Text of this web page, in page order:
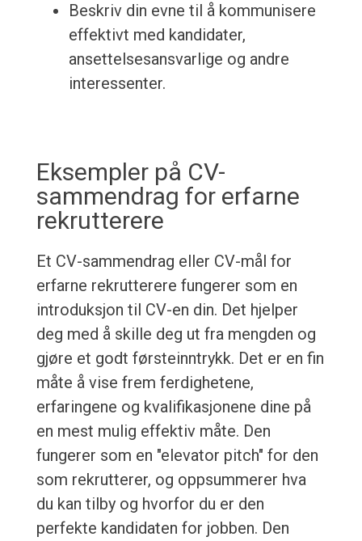
Beskriv din evne til å kommunisere
effektivt med kandidater,
ansettelsesansvarlige og andre
interessenter.
Eksempler på CV-
sammendrag for erfarne
rekrutterere
Et CV-sammendrag eller CV-mål for
erfarne rekrutterere fungerer som en
introduksjon til CV-en din. Det hjelper
deg med å skille deg ut fra mengden og
gjøre et godt førsteinntrykk. Det er en fin
måte å vise frem ferdighetene,
erfaringene og kvalifikasjonene dine på
en mest mulig effektiv måte. Den
fungerer som en "elevator pitch" for den
som rekrutterer, og oppsummerer hva
du kan tilby og hvorfor du er den
perfekte kandidaten for jobben. Den